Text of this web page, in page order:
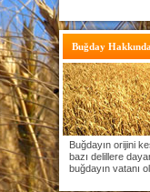
Buğday Hakkında
Buğdayın orijini
bazı delillere
buğdayın vatanı